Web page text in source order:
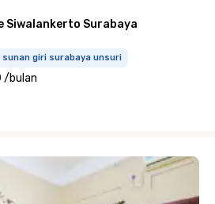
Siwalankerto Surabaya
giri surabaya unsuri
/bulan